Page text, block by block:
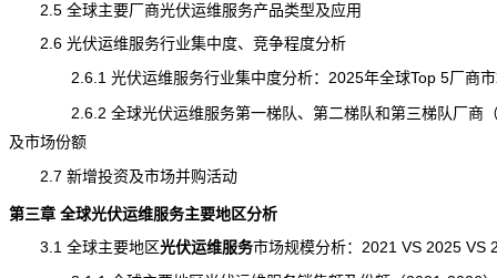
2.5 全球主要厂商光伏运维服务产品类型及应用
2.6 光伏运维服务行业集中度、竞争程度分析
2.6.1 光伏运维服务行业集中度分析：2025年全球Top 5厂商市
2.6.2 全球光伏运维服务第一梯队、第二梯队和第三梯队厂商
及市场份额
2.7 新增投资及市场并购活动
第三章 全球光伏运维服务主要地区分析
3.1 全球主要地区光伏运维服务市场规模分析：2021 VS 2025 VS